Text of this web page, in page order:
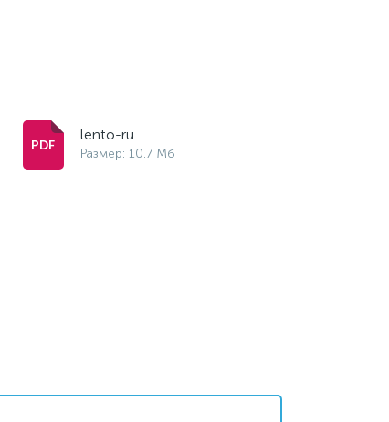
lento-ru
Размер: 10.7 Мб